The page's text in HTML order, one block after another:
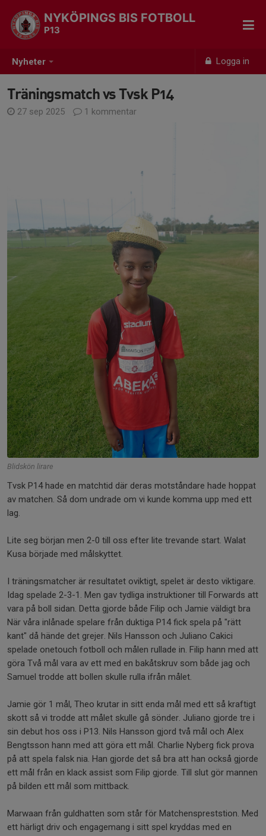
Nyheter Logga in
NYKÖPINGS BIS FOTBOLL
P13
Träningsmatch vs Tvsk P14
27 sep 2025 1 kommentar
Blidskön lirare
Tvsk P14 hade en matchtid där deras motståndare hade hoppat
av matchen. Så dom undrade om vi kunde komma upp med ett
lag.
Lite seg början men 2-0 till oss efter lite trevande start. Walat
Kusa började med målskyttet.
I träningsmatcher är resultatet oviktigt, spelet är desto viktigare.
Idag spelade 2-3-1. Men gav tydliga instruktioner till Forwards att
vara på boll sidan. Detta gjorde både Filip och Jamie väldigt bra
När våra inlånade spelare från duktiga P14 fick spela på "rätt
kant" då hände det grejer. Nils Hansson och Juliano Cakici
spelade onetouch fotboll och målen rullade in. Filip hann med att
göra Två mål vara av ett med en bakåtskruv som både jag och
Samuel trodde att bollen skulle rulla ifrån målet.
Jamie gör 1 mål, Theo krutar in sitt enda mål med ett så kraftigt
skott så vi trodde att målet skulle gå sönder. Juliano gjorde tre i
sin debut hos oss i P13. Nils Hansson gjord två mål och Alex
Bengtsson hann med att göra ett mål. Charlie Nyberg fick prova
på att spela falsk nia. Han gjorde det så bra att han också gjorde
ett mål från en klack assist som Filip gjorde. Till slut gör mannen
på bilden ett mål som mittback.
Marwaan från guldhatten som står för Matchenspreststion. Med
ett härligt driv och engagemang i sitt spel kryddas med en